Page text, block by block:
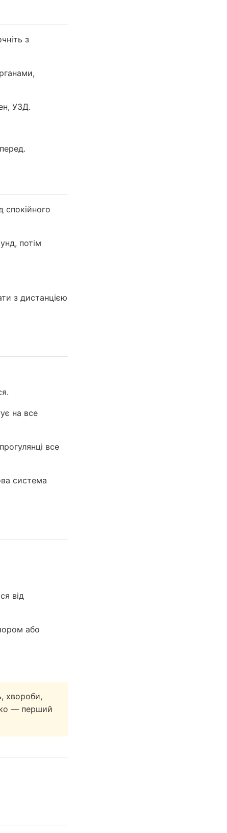
з
УЗД.
потім
з дистанцією
на все
все
система
від
або
хвороби,
— перший